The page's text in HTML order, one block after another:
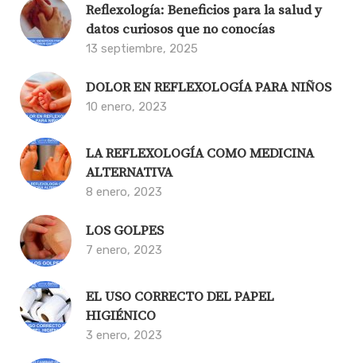
Reflexología: Beneficios para la salud y
datos curiosos que no conocías
13 septiembre, 2025
DOLOR EN REFLEXOLOGÍA PARA NIÑOS
10 enero, 2023
LA REFLEXOLOGÍA COMO MEDICINA
ALTERNATIVA
8 enero, 2023
LOS GOLPES
7 enero, 2023
EL USO CORRECTO DEL PAPEL
HIGIÉNICO
3 enero, 2023